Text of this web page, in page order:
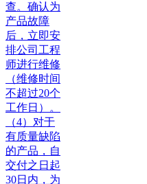
查。确认为
产品故障
后，立即安
排公司工程
师进行维修
（维修时间
不超过20个
工作日）。
（4）对于
有质量缺陷
的产品，自
交付之日起
30日内，为